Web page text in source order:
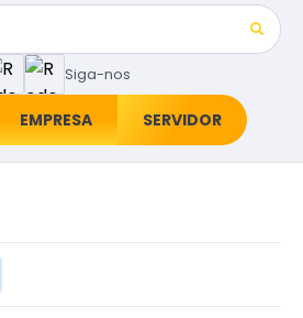
Siga-nos
EMPRESA SERVIDOR